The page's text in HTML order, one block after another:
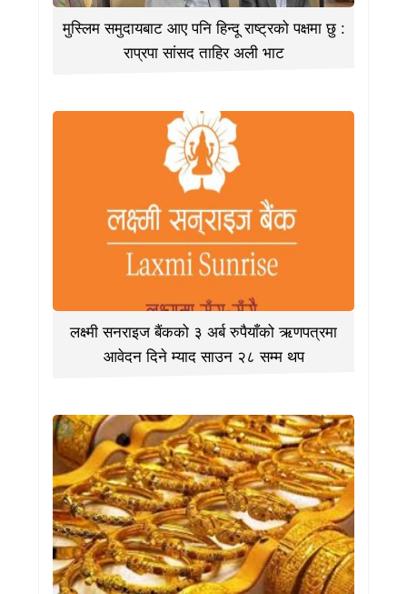
मुस्लिम समुदायबाट आए पनि हिन्दू राष्ट्रको पक्षमा छु :
राप्रपा सांसद ताहिर अली भाट
लक्ष्मी सनराइज बैंकको ३ अर्ब रुपैयाँको ऋणपत्रमा
आवेदन दिने म्याद साउन २८ सम्म थप